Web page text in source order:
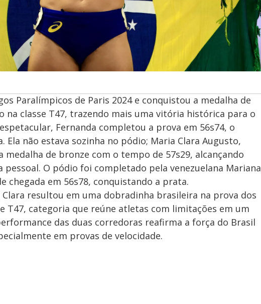
Paralímpicos de Paris 2024 e conquistou a medalha de
na classe T47, trazendo mais uma vitória histórica para o
Fernanda completou a prova em 56s74, o
Ela não estava sozinha no pódio; Maria Clara Augusto,
de bronze com o tempo de 57s29, alcançando
O pódio foi completado pela venezuelana Mariana
chegada em 56s78, conquistando a prata.
resultou em uma dobradinha brasileira na prova dos
T47, categoria que reúne atletas com limitações em um
das duas corredoras reafirma a força do Brasil
em provas de velocidade.